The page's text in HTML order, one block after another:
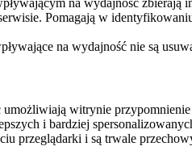
Pomagają w
na wydajność nie są
witrynie
i bardziej
przeglądarki i są trwale